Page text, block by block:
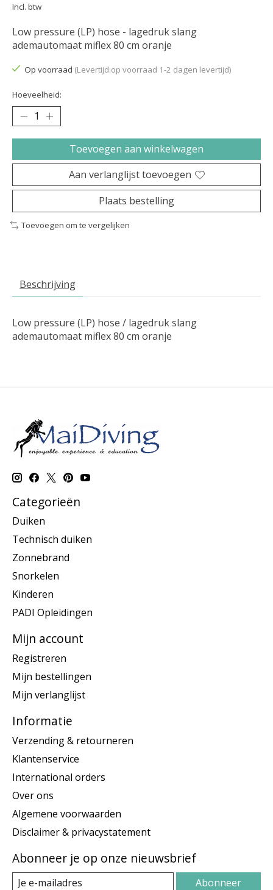
Incl. btw
Low pressure (LP) hose - lagedruk slang
ademautomaat miflex 80 cm oranje
Op voorraad (Levertijd:op voorraad 1-2 dagen levertijd)
Hoeveelheid:
Toevoegen aan winkelwagen
Aan verlanglijst toevoegen
Plaats bestelling
Toevoegen om te vergelijken
Beschrijving
Low pressure (LP) hose / lagedruk slang
ademautomaat miflex 80 cm oranje
Categorieën
Duiken
Technisch duiken
Zonnebrand
Snorkelen
Kinderen
PADI Opleidingen
Mijn account
Registreren
Mijn bestellingen
Mijn verlanglijst
Informatie
Verzending & retourneren
Klantenservice
International orders
Over ons
Algemene voorwaarden
Disclaimer & privacystatement
Abonneer je op onze nieuwsbrief
Abonneer